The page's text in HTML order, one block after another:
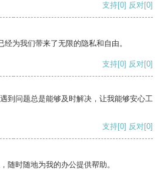
支持[0] 反对[0]
为我们带来了无限的隐私和自由。
支持[0] 反对[0]
到问题总是能够及时解决，让我能够安心工
支持[0] 反对[0]
随时随地为我的办公提供帮助。